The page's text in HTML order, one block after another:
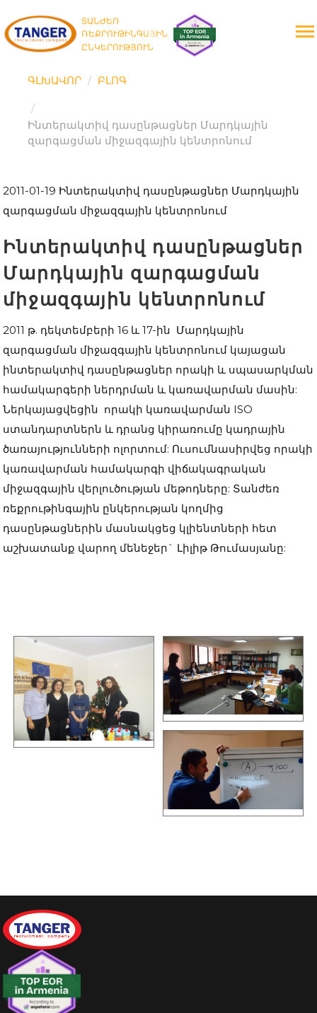
ՏԱՆԺԵՌ
ՌԵՔՐՈՒԹԻՆԳԱՅԻՆ
ԸՆԿԵՐՈՒԹՅՈՒՆ
ԳԼԽԱՎՈՐ ԲԼՈԳ
Ինտերակտիվ դասընթացներ Մարդկային
զարգացման միջազգային կենտրոնում
2011-01-19 Ինտերակտիվ դասընթացներ Մարդկային
զարգացման միջազգային կենտրոնում
Ինտերակտիվ դասընթացներ
Մարդկային զարգացման
միջազգային կենտրոնում
2011 թ. դեկտեմբերի 16 և 17-ին Մարդկային
զարգացման միջազգային կենտրոնում կայացան
ինտերակտիվ դասընթացներ որակի և սպասարկման
համակարգերի ներդրման և կառավարման մասին:
Ներկայացվեցին որակի կառավարման ISO
ստանդարտներն և դրանց կիրառումը կադրային
ծառայությունների ոլորտում: Ուսումնասիրվեց որակի
կառավարման համակարգի վիճակագրական
միջազգային վերլուծության մեթոդները: Տանժեռ
ռեքրութինգային ընկերության կողմից
դասընթացներին մասնակցեց կլիենտների հետ
աշխատանք վարող մենեջեր` Լիլիթ Թումասյանը: